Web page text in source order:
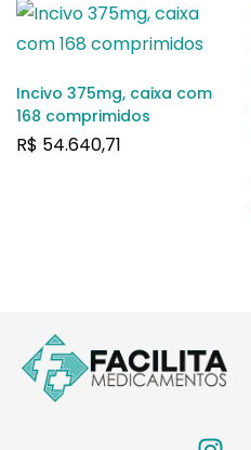
Incivo 375mg, caixa com
168 comprimidos
R$ 54.640,71